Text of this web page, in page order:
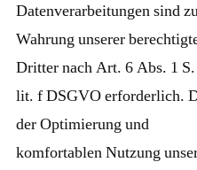
Datenverarbeitungen sind
Wahrung unserer
Dritter nach Art. 6 Abs. 1
lit. f DSGVO erforderlich.
der Optimierung und
komfortablen Nutzung